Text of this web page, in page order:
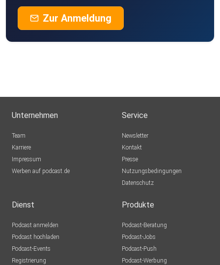
Zur Anmeldung
Unternehmen
Team
Karriere
Impressum
Werben auf podcast.de
Service
Newsletter
Kontakt
Presse
Nutzungsbedingungen
Datenschutz
Dienst
Podcast anmelden
Podcast hochladen
Podcast-Events
Registrierung
Produkte
Podcast-Beratung
Podcast-Jobs
Podcast-Push
Podcast-Werbung